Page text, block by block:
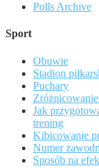
Polls Archive
Sport
Obuwie
Stadion
Puchary
Jak
trening
Kibicowanie
Numer
Sposób na